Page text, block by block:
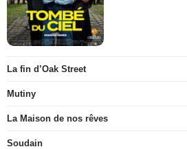
La fin d’Oak Street
Mutiny
La Maison de nos rêves
Soudain